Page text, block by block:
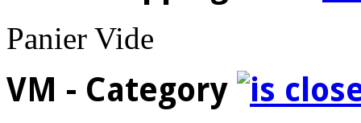
Panier Vide
VM - Category